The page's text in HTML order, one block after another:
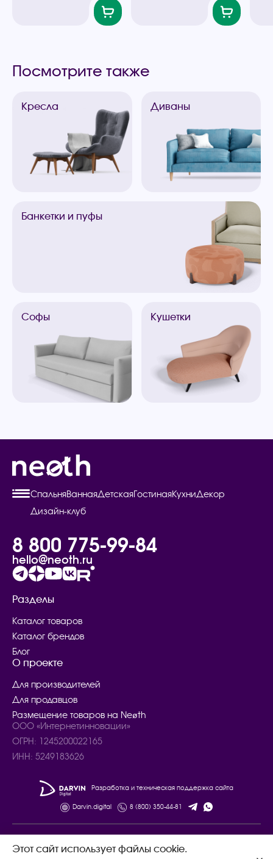
Посмотрите также
Кресла Диваны
Банкетки и пуфы
Софы Кушетки
Этот сайт использует файлы cookie.
СпальняВаннаяДетскаяГостинаяКухниДекор
Дизайн-клуб
8 800 775-99-84
hello@neoth.ru
Разделы
Каталог товаров
Каталог брендов
Блог
О проекте
Для производителей
Для продавцов
Размещение товаров на Neøth
ООО «Интернетинновации»
ОГРН: 1245200022165
ИНН: 5249183626
Разработка и техническая поддержка сайта
Darvin.digital 8 (800) 350-44-81
Договор купли - продажи товаров